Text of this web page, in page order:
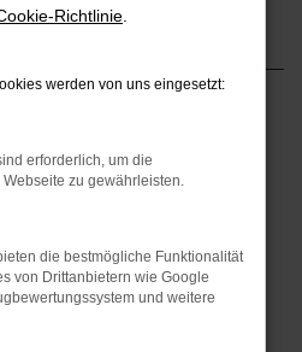
Kernen
Error
aufgetreten.
und deine
zum Beispiel deine
Richtlinie
werden von uns eingesetzt:
erforderlich, um die
zu gewährleisten.
die bestmögliche Funktionalität
von Drittanbietern wie Google
und weitere